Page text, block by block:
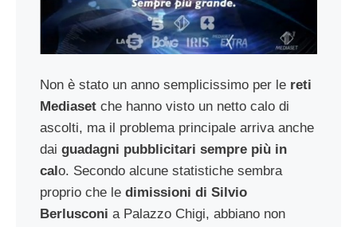
Non è stato un anno semplicissimo per le reti
Mediaset che hanno visto un netto calo di
ascolti, ma il problema principale arriva anche
dai guadagni pubblicitari sempre più in
calo. Secondo alcune statistiche sembra
proprio che le dimissioni di Silvio
Berlusconi a Palazzo Chigi, abbiano non